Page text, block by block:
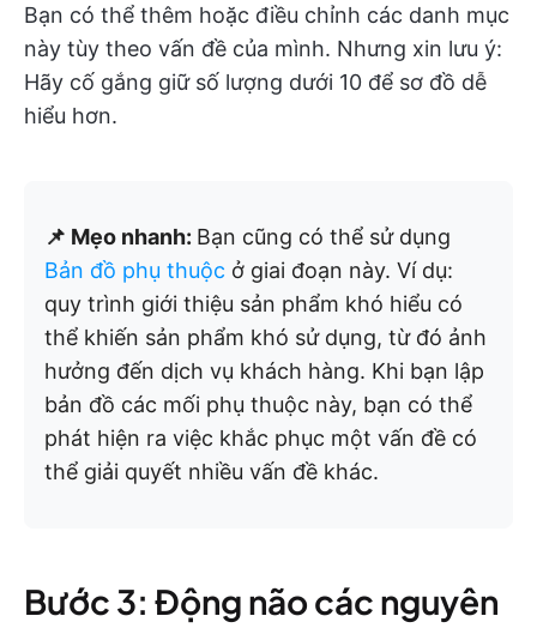
Bạn có thể thêm hoặc điều chỉnh các danh mục
này tùy theo vấn đề của mình. Nhưng xin lưu ý:
Hãy cố gắng giữ số lượng dưới 10 để sơ đồ dễ
hiểu hơn.
📌 Mẹo nhanh: Bạn cũng có thể sử dụng
Bản đồ phụ thuộc ở giai đoạn này. Ví dụ:
quy trình giới thiệu sản phẩm khó hiểu có
thể khiến sản phẩm khó sử dụng, từ đó ảnh
hưởng đến dịch vụ khách hàng. Khi bạn lập
bản đồ các mối phụ thuộc này, bạn có thể
phát hiện ra việc khắc phục một vấn đề có
thể giải quyết nhiều vấn đề khác.
Bước 3: Động não các nguyên